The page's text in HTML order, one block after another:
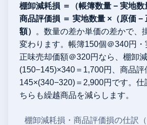
棚卸減耗損 ＝（帳簿数量 − 実地数
商品評価損 ＝ 実地数量 ×（原価 −
額）
。数量の差か単価の差かで、
変わります。帳簿150個＠340円・
正味売却価額＠320円なら、棚卸
(150−145)×340＝1,700円、商品評
145×(340−320)＝2,900円です。仕
ちらも繰越商品を減らします。
棚卸減耗損・商品評価損の仕訳